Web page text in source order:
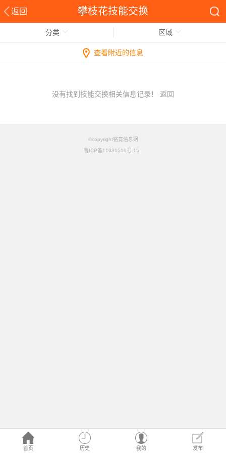
返回 攀枝花技能交换
首页 历史 我的 发布
分类 区域
查看附近的信息
没有找到技能交换相关信息记录！ 返回
©copyright铭竟信息网
鲁ICP备11031510号-15